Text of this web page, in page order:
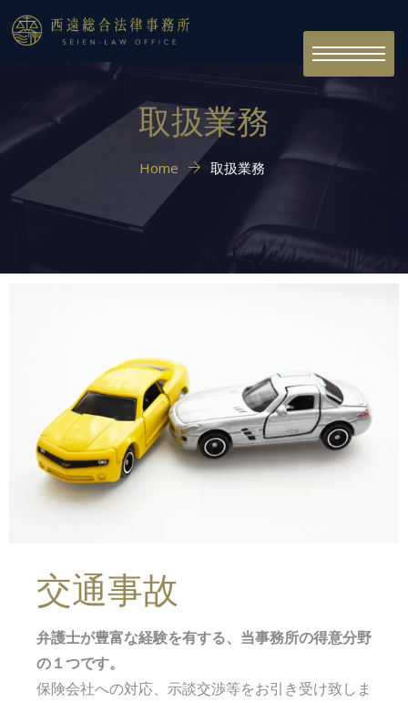
Toggle
navigation
取扱業務
Home 取扱業務
交通事故
弁護士が豊富な経験を有する、当事務所の得意分野
の１つです。
保険会社への対応、示談交渉等をお引き受け致しま